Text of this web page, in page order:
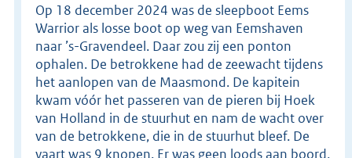
Op 18 december 2024 was de sleepboot Eems
Warrior als losse boot op weg van Eemshaven
naar ’s-Gravendeel. Daar zou zij een ponton
ophalen. De betrokkene had de zeewacht tijdens
het aanlopen van de Maasmond. De kapitein
kwam vóór het passeren van de pieren bij Hoek
van Holland in de stuurhut en nam de wacht over
van de betrokkene, die in de stuurhut bleef. De
vaart was 9 knopen. Er was geen loods aan boord,